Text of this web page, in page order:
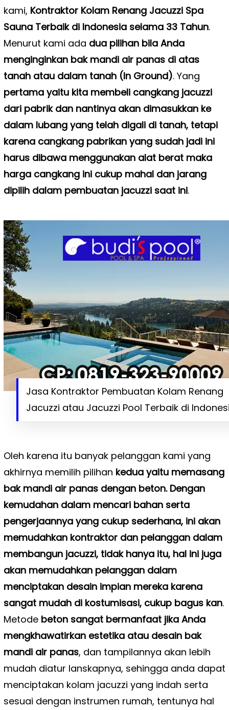
kami, Kontraktor Kolam Renang Jacuzzi Spa
Sauna Terbaik di Indonesia selama 33 Tahun.
Menurut kami ada dua pilihan bila Anda
menginginkan bak mandi air panas di atas
tanah atau dalam tanah (In Ground). Yang
pertama yaitu kita membeli cangkang jacuzzi
dari pabrik dan nantinya akan dimasukkan ke
dalam lubang yang telah digali di tanah, tetapi
karena cangkang pabrikan yang sudah jadi ini
harus dibawa menggunakan alat berat maka
harga cangkang ini cukup mahal dan jarang
dipilih dalam pembuatan jacuzzi saat ini.
Jasa Kontraktor Pembuatan Kolam Renang
Jacuzzi atau Jacuzzi Pool Terbaik di
Oleh karena itu banyak pelanggan kami yang
akhirnya memilih pilihan kedua yaitu memasang
bak mandi air panas dengan beton. Dengan
kemudahan dalam mencari bahan serta
pengerjaannya yang cukup sederhana, ini akan
memudahkan kontraktor dan pelanggan dalam
membangun jacuzzi, tidak hanya itu, hal ini juga
akan memudahkan pelanggan dalam
menciptakan desain impian mereka karena
sangat mudah di kostumisasi, cukup bagus kan.
Metode beton sangat bermanfaat jika Anda
mengkhawatirkan estetika atau desain bak
mandi air panas, dan tampilannya akan lebih
mudah diatur lanskapnya, sehingga anda dapat
menciptakan kolam jacuzzi yang indah serta
sesuai dengan instrumen rumah, tentunya hal